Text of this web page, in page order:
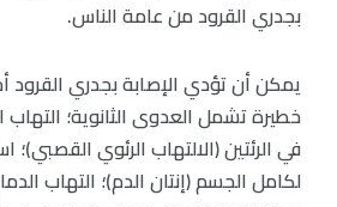
بجدري القرود من عامة الناس.
يمكن أن تؤدي الإصابة بجدري القرود
خطيرة تشمل العدوى الثانوية؛ التهاب
في الرئتين (الالتهاب الرئوي
لكامل الجسم (إنتان الدم)؛ التهاب